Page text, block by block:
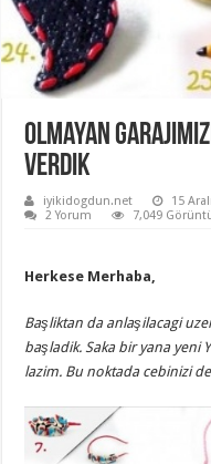
Olmayan
verdik
iyikidogdun.net 15
2 Yorum
7,049
Herkese Merhaba,
Başliktan da anlaşilacagi
başladik. Saka bir yana yeni
lazim. Bu noktada cebinizi